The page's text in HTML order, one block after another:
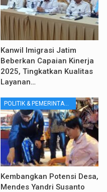
Kanwil Imigrasi Jatim
Beberkan Capaian Kinerja
2025, Tingkatkan Kualitas
Layanan…
POLITIK & PEMERINTAHAN
Kembangkan Potensi Desa,
Mendes Yandri Susanto